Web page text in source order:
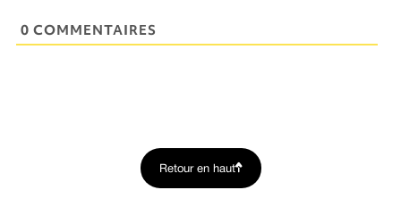
0 COMMENTAIRES
Retour en haut